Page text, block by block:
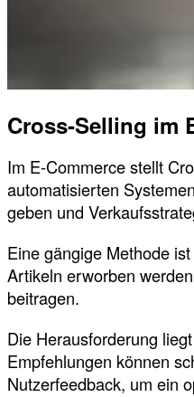
Cross-Selling im
Im E-Commerce stellt
automatisierten
geben und
Eine gängige Methode
Artikeln erworben
beitragen.
Die Herausforderung
Empfehlungen können
Nutzerfeedback, um ein